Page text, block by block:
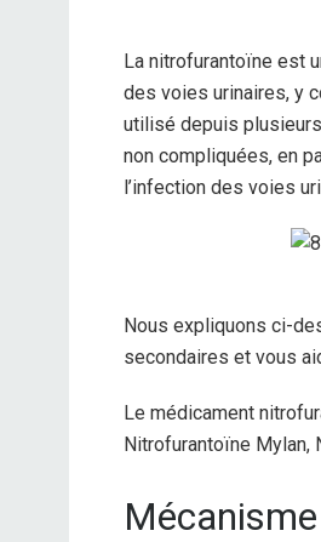
La nitrofurantoïne est
des voies urinaires, y
utilisé depuis
non compliquées, en
l’infection des voies
Nous expliquons ci-
secondaires et vous
Le médicament
Nitrofurantoïne Mylan,